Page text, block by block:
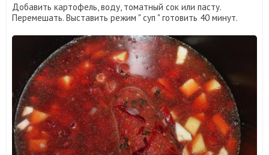
Добавить картофель, воду, томатный сок или пасту.
Перемешать. Выставить режим " суп " готовить 40 минут.